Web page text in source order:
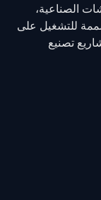
الصناعية،
للتشغيل على
تصنيع